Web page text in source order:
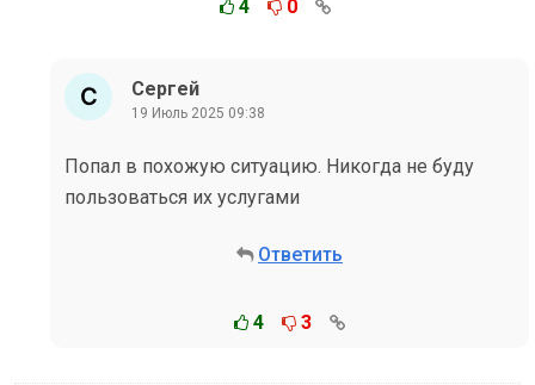
4 0
Сергей
19 Июль 2025 09:38
Попал в похожую ситуацию. Никогда не буду
пользоваться их услугами
Ответить
4 3